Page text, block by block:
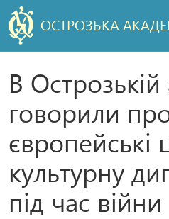
ОСТРОЗЬКА
В Острозькій
говорили
європейські
культурну
під час війни